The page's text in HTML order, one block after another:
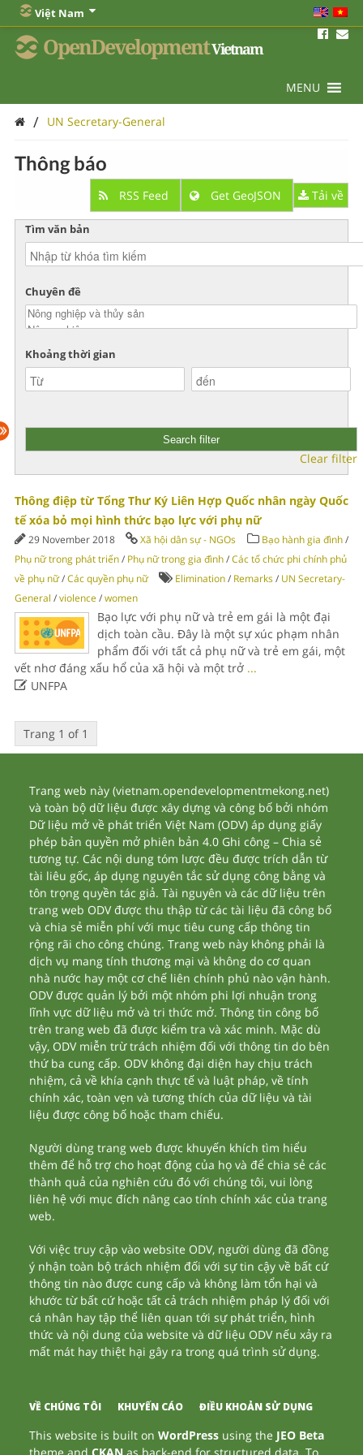
Việt Nam
OpenDevelopmentVietnam
MENU
/ UN Secretary-General
Thông báo
RSS Feed Get GeoJSON Tải về
Tìm văn bản
Chuyên đề
Khoảng thời gian
Clear filter
Thông điệp từ Tổng Thư Ký Liên Hợp Quốc nhân ngày Quốc
tế xóa bỏ mọi hình thức bạo lực với phụ nữ
29 November 2018 Xã hội dân sự - NGOs Bạo hành gia đình/
Phụ nữ trong phát triển/ Phụ nữ trong gia đình/Các tổ chức phi chính phủ
về phụ nữ/Các quyền phụ nữ Elimination/ Remarks/ UN Secretary-
General /violence/women
Bạo lực với phụ nữ và trẻ em gái là một đại
dịch toàn cầu. Đây là một sự xúc phạm nhân
phẩm đối với tất cả phụ nữ và trẻ em gái, một
vết nhơ đáng xấu hổ của xã hội và một trở ...
UNFPA
Trang 1 of 1
Trang web này (vietnam.opendevelopmentmekong.net)
và toàn bộ dữ liệu được xây dựng và công bố bởi nhóm
Dữ liệu mở về phát triển Việt Nam (ODV) áp dụng giấy
phép bản quyền mở phiên bản 4.0 Ghi công – Chia sẻ
tương tự. Các nội dung tóm lược đều được trích dẫn từ
tài liêu gốc, áp dụng nguyên tắc sử dụng công bằng và
tôn trọng quyền tác giả. Tài nguyên và các dữ liệu trên
trang web ODV được thu thập từ các tài liệu đã công bố
và chia sẻ miễn phí với mục tiêu cung cấp thông tin
rộng rãi cho công chúng. Trang web này không phải là
dịch vụ mang tính thương mại và không do cơ quan
nhà nước hay một cơ chế liên chính phủ nào vận hành.
ODV được quản lý bởi một nhóm phi lợi nhuận trong
lĩnh vực dữ liệu mở và tri thức mở. Thông tin công bố
trên trang web đã được kiểm tra và xác minh. Mặc dù
vậy, ODV miễn trừ trách nhiệm đối với thông tin do bên
thứ ba cung cấp. ODV không đại diện hay chịu trách
nhiệm, cả về khía cạnh thực tế và luật pháp, về tính
chính xác, toàn vẹn và tương thích của dữ liệu và tài
liệu được công bố hoặc tham chiếu.
Người dùng trang web được khuyến khích tìm hiểu
thêm để hỗ trợ cho hoạt động của họ và để chia sẻ các
thành quả của nghiên cứu đó với chúng tôi, vui lòng
liên hệ với mục đích nâng cao tính chính xác của trang
web.
Với việc truy cập vào website ODV, người dùng đã đồng
ý nhận toàn bộ trách nhiệm đối với sự tin cậy về bất cứ
thông tin nào được cung cấp và không làm tổn hại và
khước từ bất cứ hoặc tất cả trách nhiệm pháp lý đối với
cá nhân hay tập thể liên quan tới sự phát triển, hình
thức và nội dung của website và dữ liệu ODV nếu xảy ra
mất mát hay thiệt hại gây ra trong quá trình sử dụng.
VỀ CHÚNG TÔI KHUYẾN CÁO ĐIỀU KHOẢN SỬ DỤNG
This website is built onWordPress using the JEO Beta